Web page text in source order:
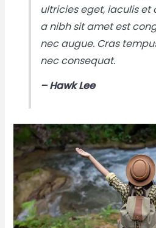
ultricies eget, iaculis et
a nibh sit amet est
nec augue. Cras
nec consequat.
– Hawk Lee